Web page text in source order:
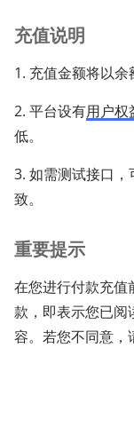
充值说明
1. 充值金额将以余
2. 平台设有用户权
低。
3. 如需测试接口，
致。
重要提示
在您进行付款充值
款，即表示您已阅
容。若您不同意，